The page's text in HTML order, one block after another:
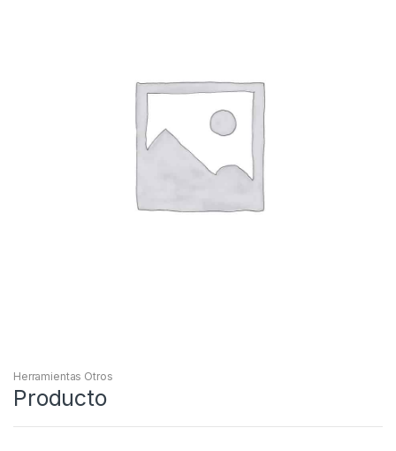
Herramientas Otros
Producto